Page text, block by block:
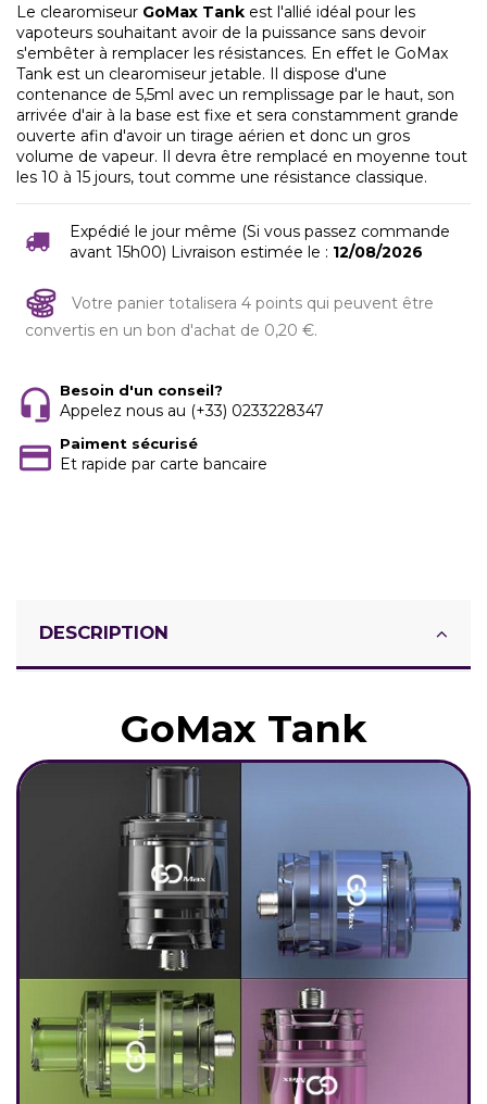
Le clearomiseur GoMax Tank est l'allié idéal pour les
vapoteurs souhaitant avoir de la puissance sans devoir
s'embêter à remplacer les résistances. En effet le GoMax
Tank est un clearomiseur jetable. Il dispose d'une
contenance de 5,5ml avec un remplissage par le haut, son
arrivée d'air à la base est fixe et sera constamment grande
ouverte afin d'avoir un tirage aérien et donc un gros
volume de vapeur. Il devra être remplacé en moyenne tout
les 10 à 15 jours, tout comme une résistance classique.
Expédié le jour même (Si vous passez commande
avant 15h00) Livraison estimée le : 12/08/2026
Votre panier totalisera 4 points qui peuvent être
convertis en un bon d'achat de 0,20 €.
Besoin d'un conseil?
Appelez nous au (+33) 0233228347
Paiment sécurisé
Et rapide par carte bancaire
DESCRIPTION
GoMax Tank